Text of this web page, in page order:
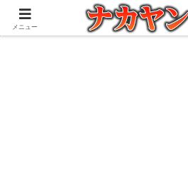
アウトドアとガジェット好きな管理人
メニュー